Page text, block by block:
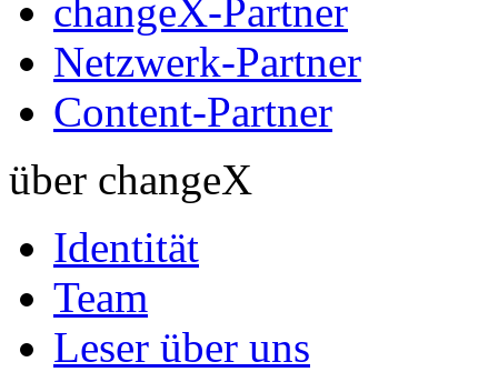
changeX-Partner
Netzwerk-Partner
Content-Partner
über changeX
Identität
Team
Leser über uns